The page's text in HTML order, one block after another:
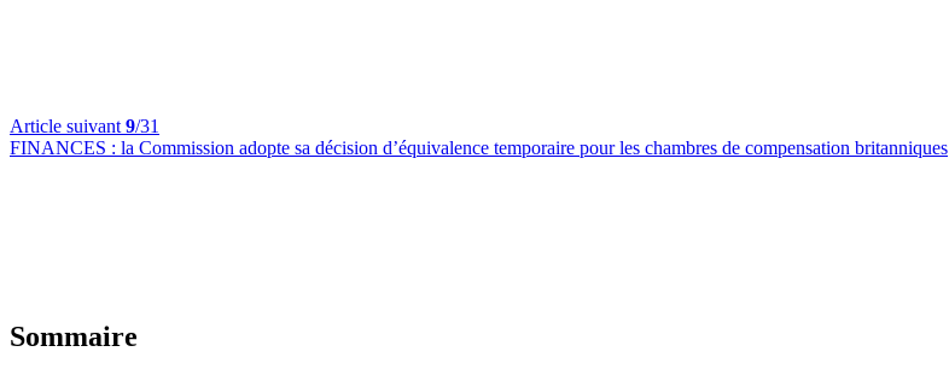
Article suivant 9/31
FINANCES : la Commission adopte sa décision d’équivalence temporaire pour les chambres de compensation britanniques
Sommaire